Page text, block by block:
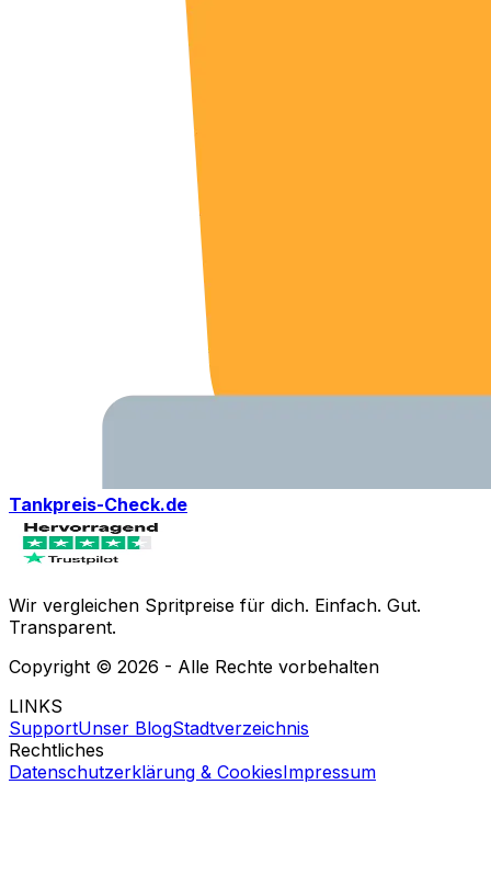
Tankpreis-Check.de
Wir vergleichen Spritpreise für dich. Einfach. Gut.
Transparent.
Copyright © 2026 - Alle Rechte vorbehalten
LINKS
SupportUnser BlogStadtverzeichnis
Rechtliches
Datenschutzerklärung & CookiesImpressum